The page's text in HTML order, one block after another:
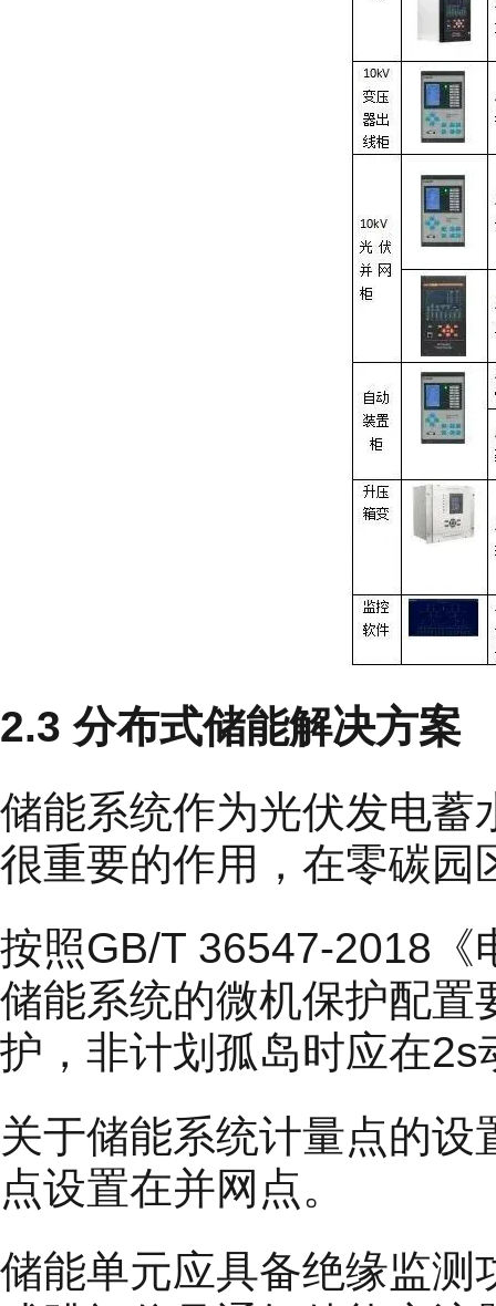
2.3 分布式储能解决方案
储能系统作为光伏发电蓄
很重要的作用，在零碳园
按照GB/T 36547-2018《
储能系统的微机保护配置
护，非计划孤岛时应在
关于储能系统计量点的
点设置在并网点。
储能单元应具备绝缘监测